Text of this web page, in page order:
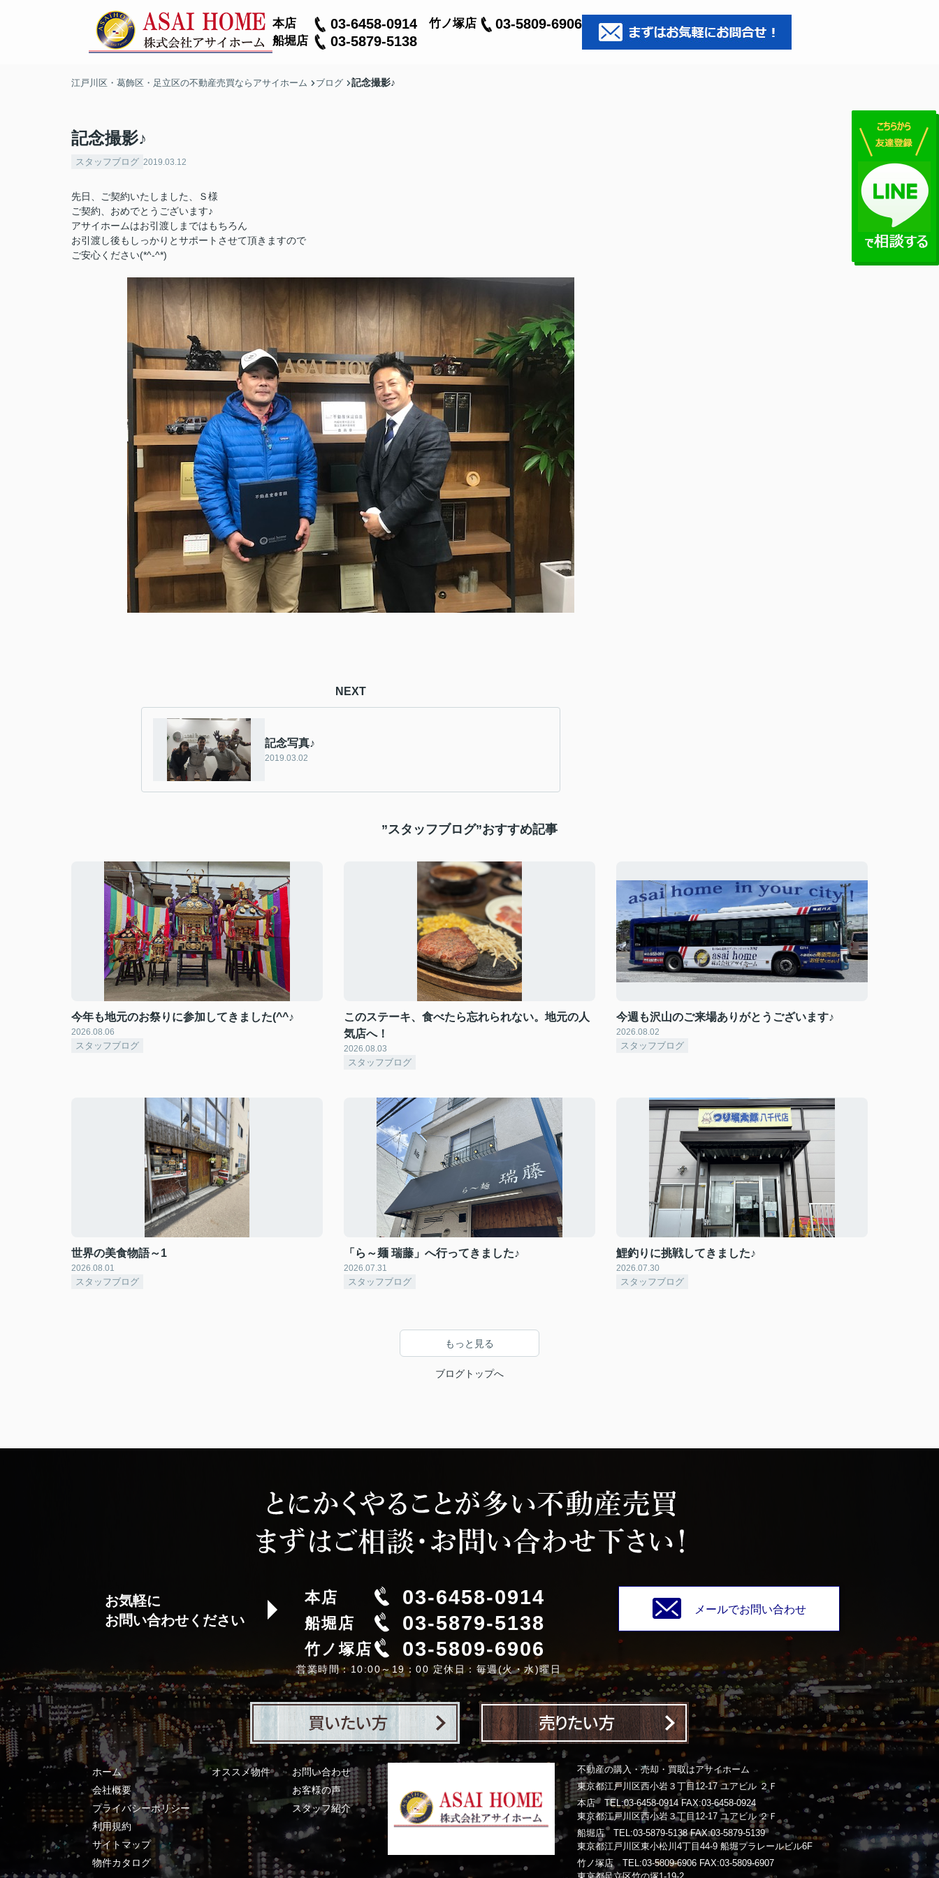
本店 03-6458-0914 竹ノ塚店 03-5809-6906
船堀店 03-5879-5138
江戸川区・葛飾区・足立区の不動産売買ならアサイホーム ブログ 記念撮影♪
記念撮影♪
スタッフブログ 2019.03.12
先日、ご契約いたしました、Ｓ様
ご契約、おめでとうございます♪
アサイホームはお引渡しまではもちろん
お引渡し後もしっかりとサポートさせて頂きますので
ご安心ください(*^-^*)
NEXT
記念写真♪
2019.03.02
”スタッフブログ”おすすめ記事
今年も地元のお祭りに参加してきました(^^♪
2026.08.06
スタッフブログ
このステーキ、食べたら忘れられない。地元の人
気店へ！
2026.08.03
スタッフブログ
今週も沢山のご来場ありがとうございます♪
2026.08.02
スタッフブログ
世界の美食物語～1
2026.08.01
スタッフブログ
「ら～麺 瑞藤」へ行ってきました♪
2026.07.31
スタッフブログ
鯉釣りに挑戦してきました♪
2026.07.30
スタッフブログ
もっと見る
ブログトップへ
お気軽に
お問い合わせください
本店 03-6458-0914
船堀店 03-5879-5138
竹ノ塚店 03-5809-6906
営業時間：10:00～19：00 定休日：毎週(火・水)曜日
メールでお問い合わせ
ホーム
会社概要
プライバシーポリシー
利用規約
サイトマップ
物件カタログ
オススメ物件
お問い合わせ
お客様の声
スタッフ紹介
不動産の購入・売却・買取はアサイホーム
東京都江戸川区西小岩３丁目12-17 ユアビル ２Ｆ
本店 TEL:03-6458-0914 FAX:03-6458-0924
東京都江戸川区西小岩３丁目12-17 ユアビル ２Ｆ
船堀店 TEL:03-5879-5138 FAX:03-5879-5139
東京都江戸川区東小松川4丁目44-9 船堀プラレールビル6F
竹ノ塚店 TEL:03-5809-6906 FAX:03-5809-6907